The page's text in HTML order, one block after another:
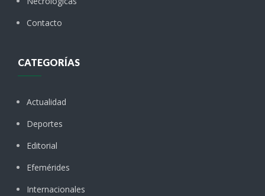
Contacto
CATEGORÍAS
Actualidad
Deportes
Editorial
Efemérides
Internacionales